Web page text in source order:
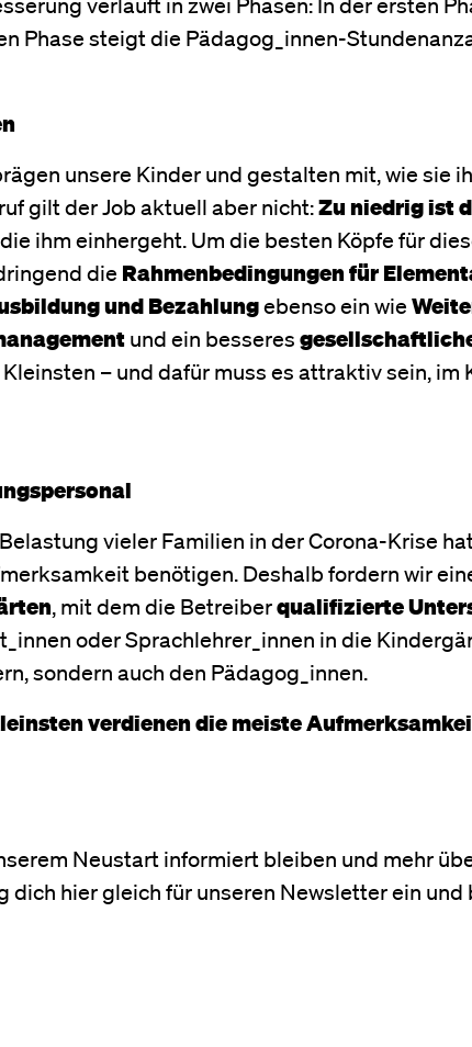
Phase steigt die Pädagog_innen-
unsere Kinder und gestalten mit, wie sie
gilt der Job aktuell aber nicht:Zu niedrig ist
ihm einhergeht. Um die besten Köpfe für
die Rahmenbedingungen für
und Bezahlungebenso ein wie
und ein besseres
– und dafür muss es attraktiv sein, im
vieler Familien in der Corona-Krise
benötigen. Deshalb fordern wir
, mit dem die Betreiberqualifizierte
oder Sprachlehrer_innen in die
sondern auch den Pädagog_innen.
verdienen die meiste
Neustart informiert bleiben und mehr
dich hier gleich für unseren Newsletter ein